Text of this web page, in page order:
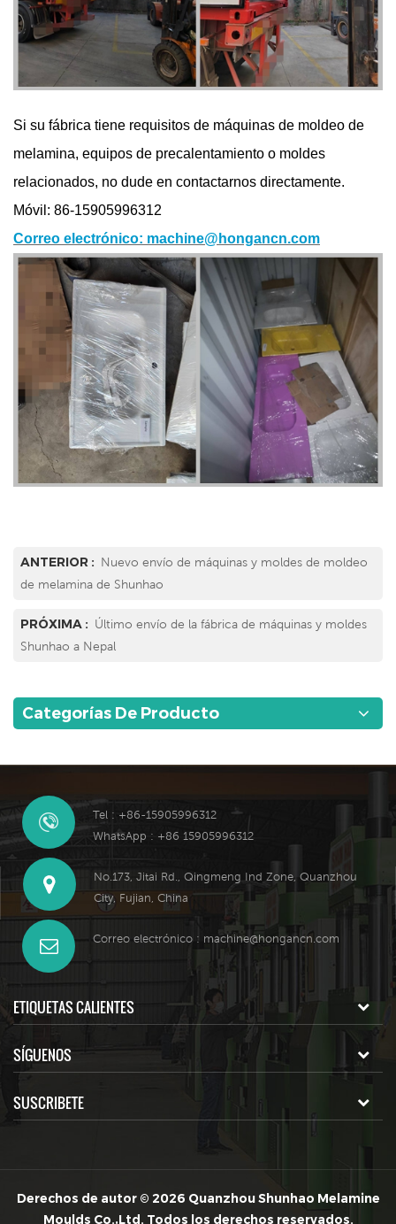
Si su fábrica tiene requisitos de máquinas de moldeo de
melamina, equipos de precalentamiento o moldes
relacionados, no dude en contactarnos directamente.
Móvil: 86-15905996312
Correo electrónico: machine@hongancn.com
ANTERIOR : Nuevo envío de máquinas y moldes de moldeo
de melamina de Shunhao
PRÓXIMA : Último envío de la fábrica de máquinas y moldes
Shunhao a Nepal
Categorías De Producto
Tel : +86-15905996312
WhatsApp : +86 15905996312
No.173, Jitai Rd., Qingmeng Ind Zone, Quanzhou
City, Fujian, China
Correo electrónico : machine@hongancn.com
ETIQUETAS CALIENTES
SÍGUENOS
SUSCRIBETE
Derechos de autor © 2026 Quanzhou Shunhao Melamine
Moulds Co.,Ltd. Todos los derechos reservados.